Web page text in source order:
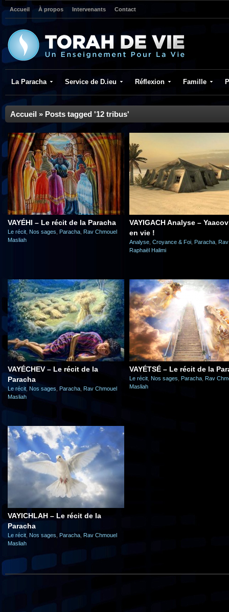
Accueil À propos Intervenants Contact
La Paracha Service de D.ieu Réflexion Famille
Accueil » Posts tagged '12 tribus'
VAYÉHI – Le récit de la Paracha
Le récit Nos sages Paracha Rav Chmouel
Masliah
VAYIGACH Analyse –
en vie !
Analyse Croyance & Foi Paracha Rav
Raphaël Halimi
VAYÉCHEV – Le récit de la
Paracha
Le récit Nos sages Paracha Rav Chmouel
Masliah
VAYÉTSÉ – Le récit de la
Le récit Nos sages Paracha Rav
Masliah
VAYICHLAH – Le récit de la
Paracha
Le récit Nos sages Paracha Rav Chmouel
Masliah